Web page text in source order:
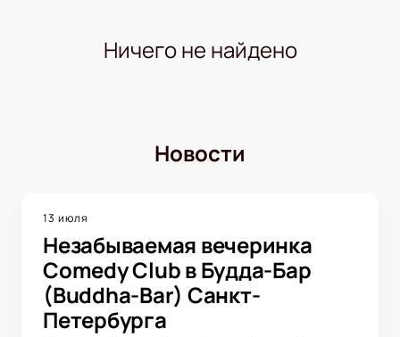
Ничего не найдено
Новости
13 июля
Незабываемая вечеринка
Comedy Club в Будда-Бар
(Buddha-Bar) Санкт-
Петербурга